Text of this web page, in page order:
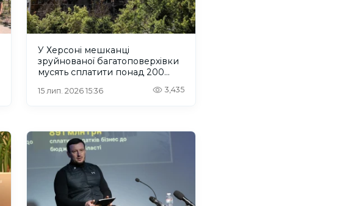
У Херсоні мешканці
зруйнованої багатоповерхівки
мусять сплатити понад 200
15 лип. 2026 15:36 3,435